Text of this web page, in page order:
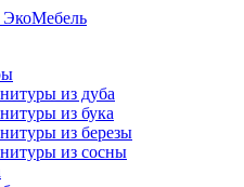
из дуба
из бука
из березы
из сосны